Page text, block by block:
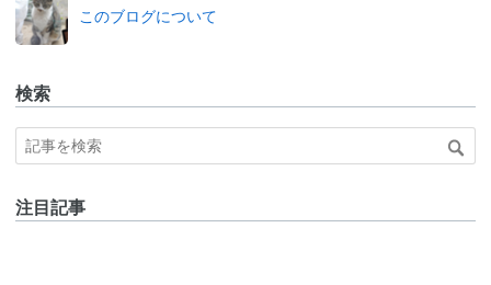
ログ
このブログについて
検索
注目記事